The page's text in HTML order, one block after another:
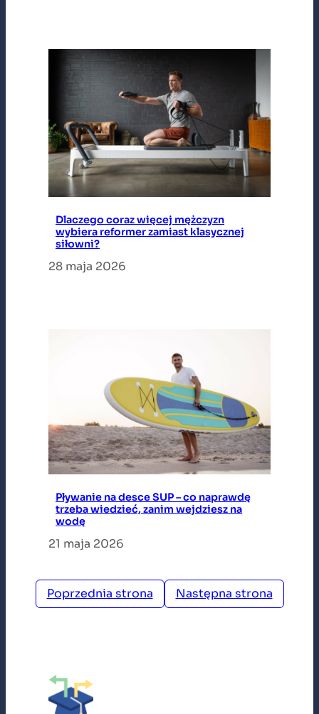
Dlaczego coraz więcej mężczyzn
wybiera reformer zamiast klasycznej
siłowni?
28 maja 2026
Pływanie na desce SUP – co naprawdę
trzeba wiedzieć, zanim wejdziesz na
wodę
21 maja 2026
Poprzednia strona Następna strona